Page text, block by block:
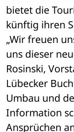
bietet die
künftig ihren
„Wir freuen
uns dieser
Rosinski,
Lübecker
Umbau und
Information
Ansprüchen